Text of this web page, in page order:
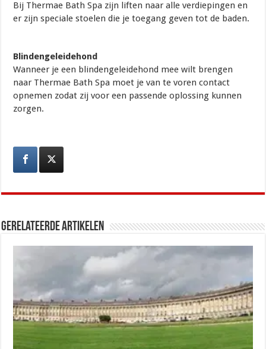
Bij Thermae Bath Spa zijn liften naar alle verdiepingen en
er zijn speciale stoelen die je toegang geven tot de baden.
Blindengeleidehond
Wanneer je een blindengeleidehond mee wilt brengen
naar Thermae Bath Spa moet je van te voren contact
opnemen zodat zij voor een passende oplossing kunnen
zorgen.
Gerelateerde artikelen